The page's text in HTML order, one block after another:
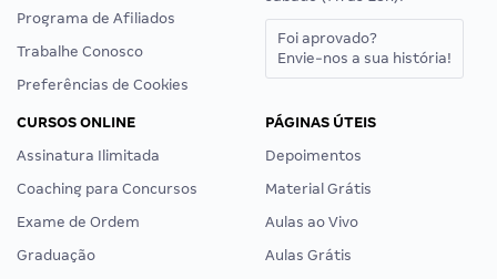
Programa de Afiliados
Trabalhe Conosco
Preferências de Cookies
Foi aprovado?
Envie-nos a sua história!
CURSOS ONLINE
Assinatura Ilimitada
Coaching para Concursos
Exame de Ordem
Graduação
PÁGINAS ÚTEIS
Depoimentos
Material Grátis
Aulas ao Vivo
Aulas Grátis